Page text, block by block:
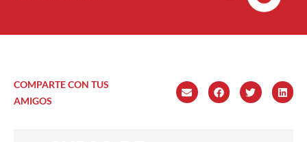
COMPARTE CON TUS
AMIGOS